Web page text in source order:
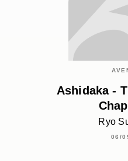
Ashidaka -
Ryo
06/